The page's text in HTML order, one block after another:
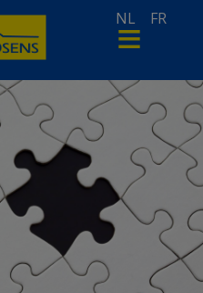
NL FR